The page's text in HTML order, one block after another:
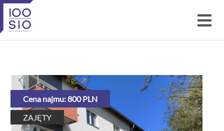
ZAJĘTY
Cena najmu: 800 PLN